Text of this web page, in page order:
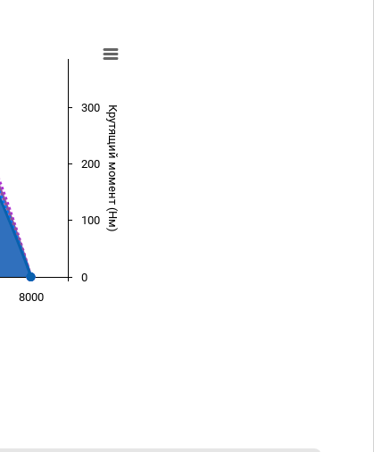
Крутящий момент (Нм)
8000
0
100
200
300